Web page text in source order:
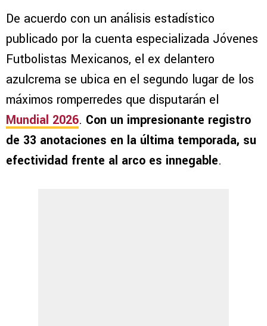
De acuerdo con un análisis estadístico
publicado por la cuenta especializada Jóvenes
Futbolistas Mexicanos, el ex delantero
azulcrema se ubica en el segundo lugar de los
máximos romperredes que disputarán el
Mundial 2026. Con un impresionante registro
de 33 anotaciones en la última temporada, su
efectividad frente al arco es innegable.